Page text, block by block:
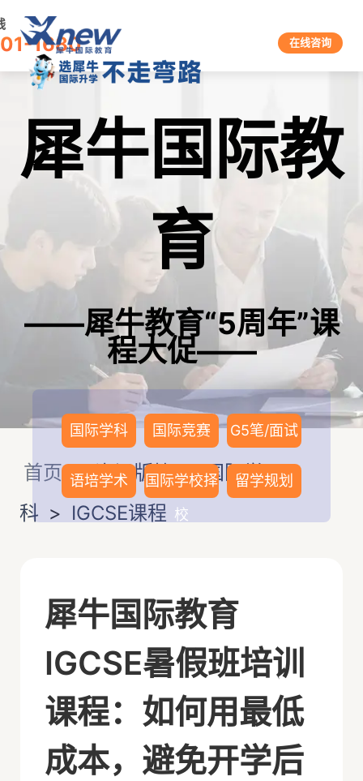
1680 在线咨询
犀牛国际教
育
——犀牛教育“5周年”课
程大促——
国际学科 国际竞赛 G5笔/面试
语培学术
国际学校择
校
留学规划
首页>资讯版块>国际学
科 > IGCSE课程
犀牛国际教育
IGCSE暑假班培训
课程：如何用最低
成本，避免开学后